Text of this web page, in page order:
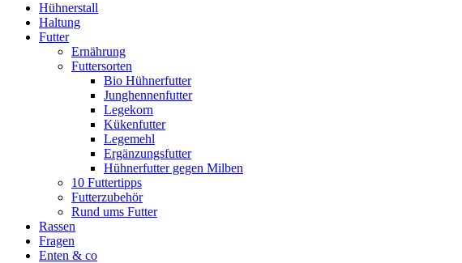
Hühnerstall
Haltung
Futter
Ernährung
Futtersorten
Bio Hühnerfutter
Junghennenfutter
Legekorn
Kükenfutter
Legemehl
Ergänzungsfutter
Hühnerfutter gegen Milben
10 Futtertipps
Futterzubehör
Rund ums Futter
Rassen
Fragen
Enten & co